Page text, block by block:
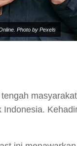
Photo by Pexels